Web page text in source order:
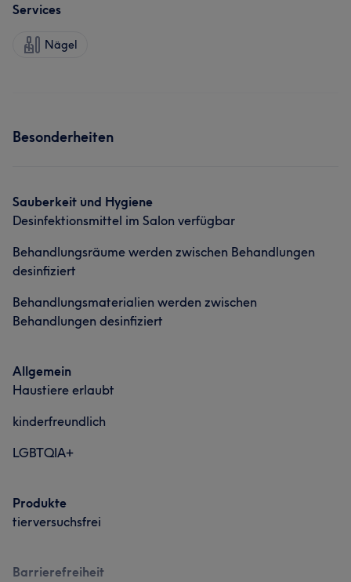
Services
Nägel
Besonderheiten
Sauberkeit und Hygiene
Desinfektionsmittel im Salon verfügbar
Behandlungsräume werden zwischen Behandlungen
desinfiziert
Behandlungsmaterialien werden zwischen
Behandlungen desinfiziert
Allgemein
Haustiere erlaubt
kinderfreundlich
LGBTQIA+
Produkte
tierversuchsfrei
Barrierefreiheit